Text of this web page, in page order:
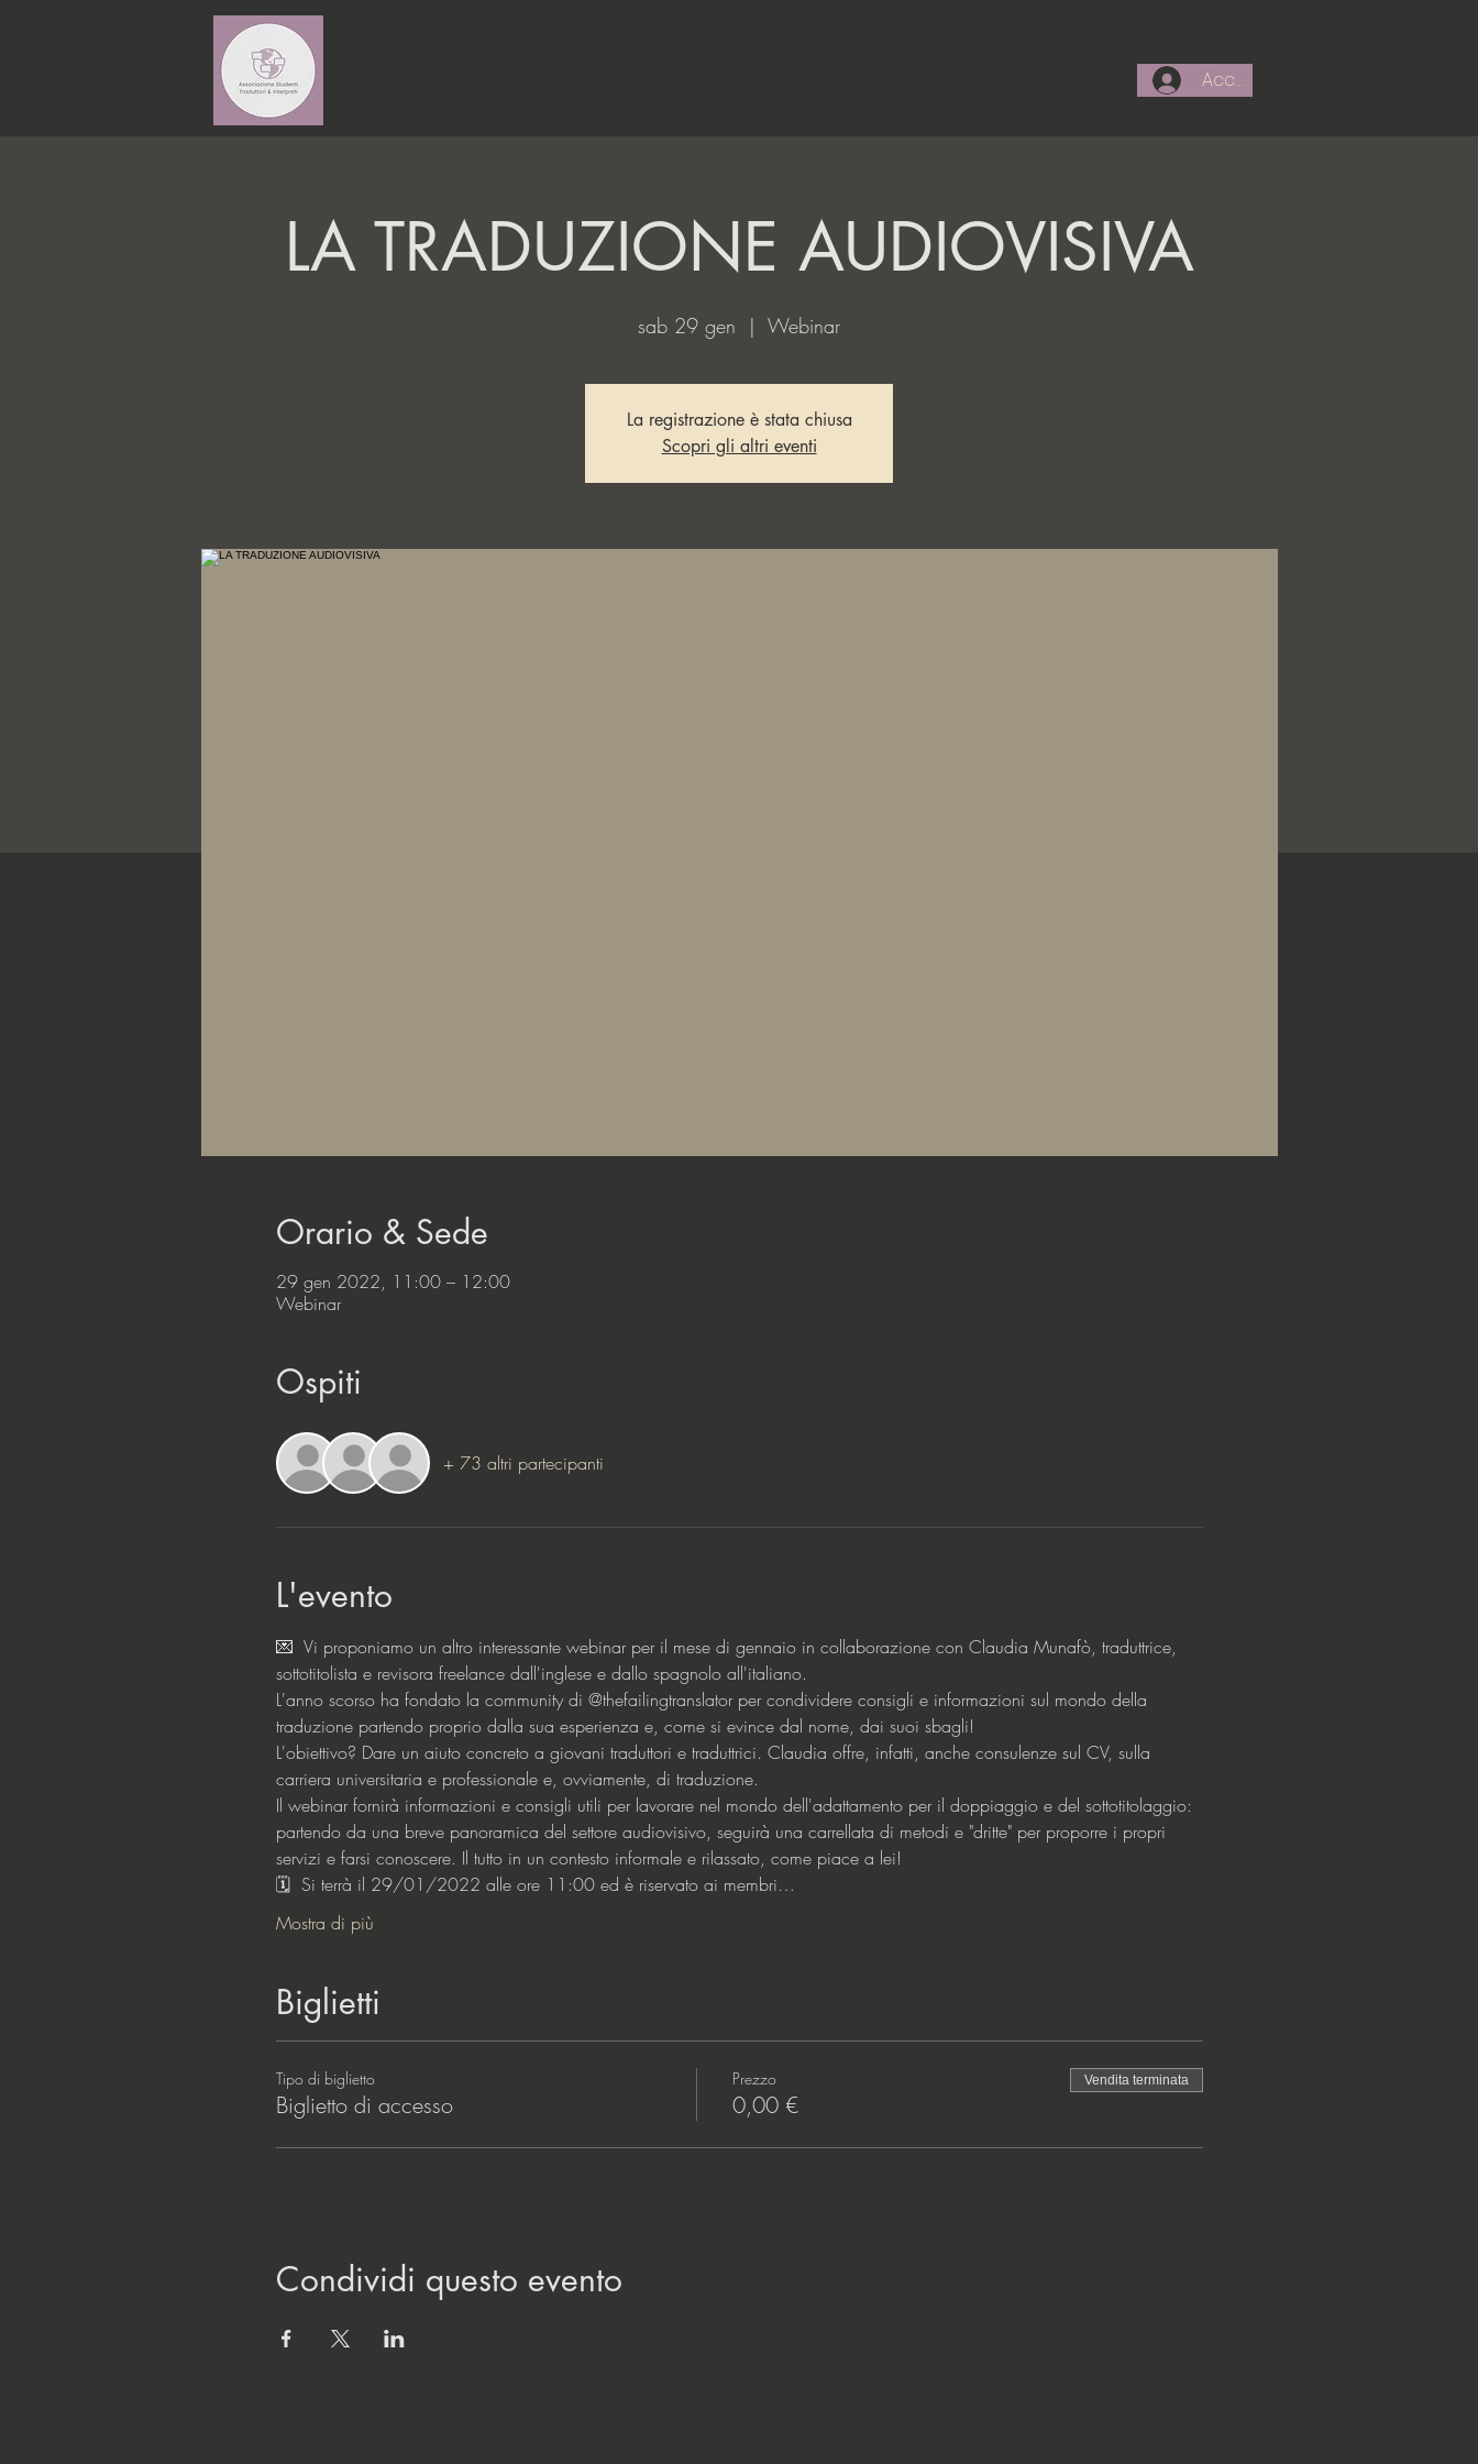
Accedi
LA TRADUZIONE AUDIOVISIVA
sab 29 gen
  |
Webinar
La registrazione è stata chiusa
Scopri gli altri eventi
Orario & Sede
29 gen 2022, 11:00 – 12:00
Webinar
Ospiti
+ 73 altri partecipanti
L'evento
💌  Vi proponiamo un altro interessante webinar per il mese di gennaio in collaborazione con Claudia Munafò, traduttrice,
sottotitolista e revisora freelance dall'inglese e dallo spagnolo all'italiano.
L'anno scorso ha fondato la community di @thefailingtranslator per condividere consigli e informazioni sul mondo della
traduzione partendo proprio dalla sua esperienza e, come si evince dal nome, dai suoi sbagli!
L'obiettivo? Dare un aiuto concreto a giovani traduttori e traduttrici. Claudia offre, infatti, anche consulenze sul CV, sulla
carriera universitaria e professionale e, ovviamente, di traduzione.
Il webinar fornirà informazioni e consigli utili per lavorare nel mondo dell'adattamento per il doppiaggio e del sottotitolaggio:
partendo da una breve panoramica del settore audiovisivo, seguirà una carrellata di metodi e "dritte" per proporre i propri
servizi e farsi conoscere. Il tutto in un contesto informale e rilassato, come piace a lei!
🗓  Si terrà il 29/01/2022 alle ore 11:00 ed è riservato ai membri…
Mostra di più
Biglietti
Tipo di biglietto
Biglietto di accesso
Prezzo
0,00 €
Vendita terminata
Condividi questo evento